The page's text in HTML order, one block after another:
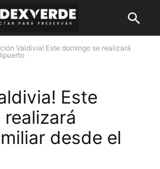
Valdivia! Este domingo se realizará
Este
desde el